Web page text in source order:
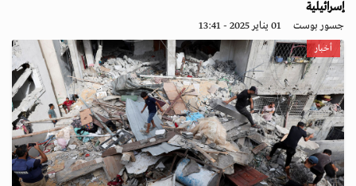
إسرائيلية
جسور بوست 01 يناير 2025 - 13:41
أخبار